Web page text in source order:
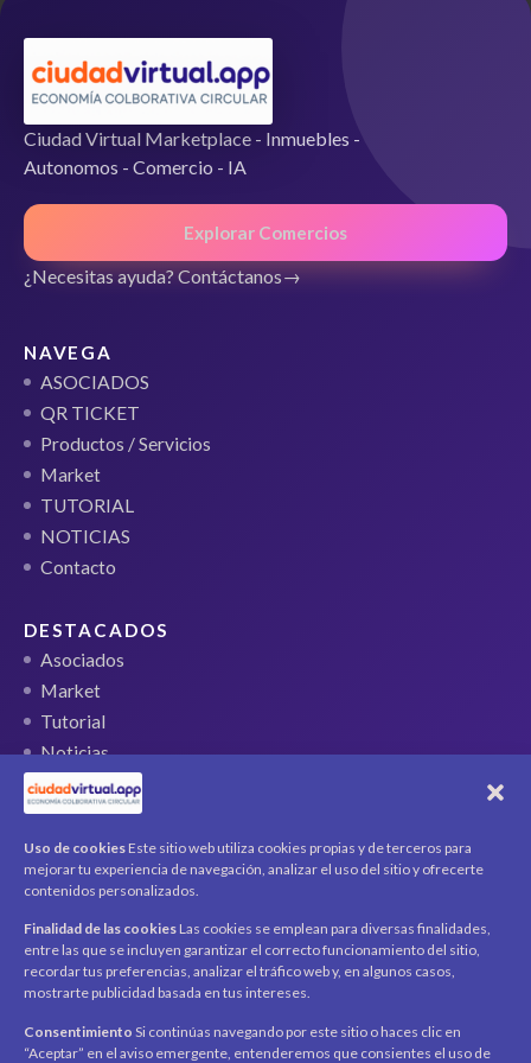
Uso de cookies Este sitio web utiliza cookies propias y de terceros para
mejorar tu experiencia de navegación, analizar el uso del sitio y ofrecerte
contenidos personalizados.
Finalidad de las cookies Las cookies se emplean para diversas finalidades,
entre las que se incluyen garantizar el correcto funcionamiento del sitio,
recordar tus preferencias, analizar el tráfico web y, en algunos casos,
mostrarte publicidad basada en tus intereses.
Consentimiento Si continúas navegando por este sitio o haces clic en
“Aceptar” en el aviso emergente, entenderemos que consientes el uso de
Ciudad Virtual Marketplace - Inmuebles -
Autonomos - Comercio - IA
Explorar Comercios
¿Necesitas ayuda? Contáctanos
NAVEGA
ASOCIADOS
QR TICKET
Productos / Servicios
Market
TUTORIAL
NOTICIAS
Contacto
DESTACADOS
Asociados
Market
Tutorial
Noticias
QR Ticket
CUENTA
Mi cuenta
Productos / Servicios
Asociados
Acerca deContactoNoticias
SÍGUENOS